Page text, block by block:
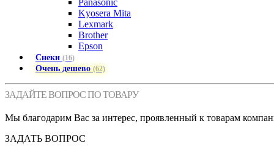
Panasonic
Kyosera Mita
Lexmark
Brother
Epson
Снеки (16)
Очень дешево(62)
ЗАДАЙТЕ ВОПРОС ПО ТОВАРУ
Мы благодарим Вас за интерес, проявленный к товарам
ЗАДАТЬ ВОПРОС